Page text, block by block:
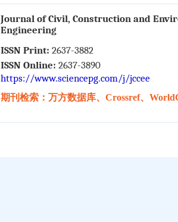
Journal of Civil, Construction and
Engineering
ISSN Print: 2637-3882
ISSN Online: 2637-3890
https://www.sciencepg.com/j/jccee
期刊检索：万方数据库、Crossref、